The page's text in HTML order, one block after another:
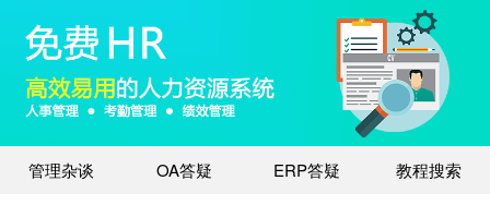
管理杂谈 OA答疑 ERP答疑 教程搜索